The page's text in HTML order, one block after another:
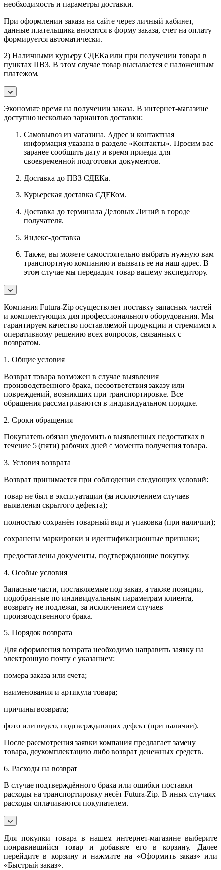
необходимость и параметры доставки.
При оформлении заказа на сайте через личный кабинет,
данные плательщика вносятся в форму заказа, счет на оплату
формируется автоматически.
2) Наличными курьеру СДЕКа или при получении товара в
пунктах ПВЗ. В этом случае товар высылается с наложенным
платежом.
Экономьте время на получении заказа. В интернет-магазине
доступно несколько вариантов доставки:
Самовывоз из магазина. Адрес и контактная
информация указана в разделе «Контакты». Просим вас
заранее сообщить дату и время приезда для
своевременной подготовки документов.
Доставка до ПВЗ СДЕКа.
Курьерская доставка СДЕКом.
Доставка до терминала Деловых Линий в городе
получателя.
Яндекс-доставка
Также, вы можете самостоятельно выбрать нужную вам
транспортную компанию и вызвать ее на наш адрес. В
этом случае мы передадим товар вашему экспедитору.
Компания Futura-Zip осуществляет поставку запасных частей
и комплектующих для профессионального оборудования. Мы
гарантируем качество поставляемой продукции и стремимся к
оперативному решению всех вопросов, связанных с
возвратом.
1. Общие условия
Возврат товара возможен в случае выявления
производственного брака, несоответствия заказу или
повреждений, возникших при транспортировке. Все
обращения рассматриваются в индивидуальном порядке.
2. Сроки обращения
Покупатель обязан уведомить о выявленных недостатках в
течение 5 (пяти) рабочих дней с момента получения товара.
3. Условия возврата
Возврат принимается при соблюдении следующих условий:
товар не был в эксплуатации (за исключением случаев
выявления скрытого дефекта);
полностью сохранён товарный вид и упаковка (при наличии);
сохранены маркировки и идентификационные признаки;
предоставлены документы, подтверждающие покупку.
4. Особые условия
Запасные части, поставляемые под заказ, а также позиции,
подобранные по индивидуальным параметрам клиента,
возврату не подлежат, за исключением случаев
производственного брака.
5. Порядок возврата
Для оформления возврата необходимо направить заявку на
электронную почту с указанием:
номера заказа или счета;
наименования и артикула товара;
причины возврата;
фото или видео, подтверждающих дефект (при наличии).
После рассмотрения заявки компания предлагает замену
товара, доукомплектацию либо возврат денежных средств.
6. Расходы на возврат
В случае подтверждённого брака или ошибки поставки
расходы на транспортировку несёт Futura-Zip. В иных случаях
расходы оплачиваются покупателем.
Для покупки товара в нашем интернет-магазине выберите
понравившийся товар и добавьте его в корзину. Далее
перейдите в корзину и нажмите на «Оформить заказ» или
«Быстрый заказ».